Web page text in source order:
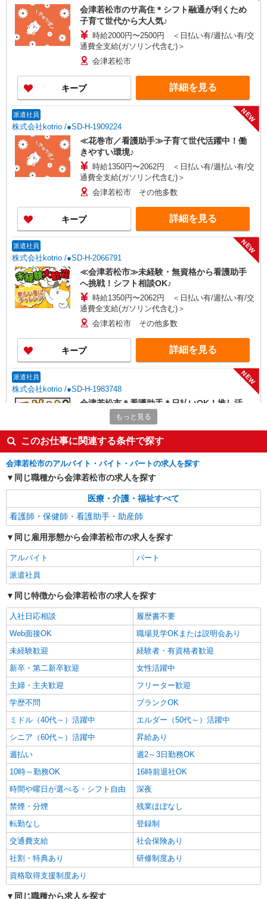
会津若松市のサ高住＊シフト融通が利くため
子育て世代から大人気♪
時給2000円〜2500円 ＜日払い有/週払い有/交
通費全支給(ガソリン代含む)＞
会津若松市
キープ 詳細を見る
派遣社員
株式会社kotrio /●SD-H-1909224
NEW
≪花巻市／看護助手≫子育て世代活躍中！働
きやすい環境♪
時給1350円〜2062円 ＜日払い有/週払い有/交
通費全支給(ガソリン代含む)＞
会津若松市 その他多数
キープ 詳細を見る
派遣社員
株式会社kotrio /●SD-H-2066791
NEW
≪会津若松市≫未経験・無資格から看護助手
へ挑戦！シフト相談OK♪
時給1350円〜2062円 ＜日払い有/週払い有/交
通費全支給(ガソリン代含む)＞
会津若松市 その他多数
キープ 詳細を見る
派遣社員
株式会社kotrio /●SD-H-1983748
NEW
会津若松市＊看護助手＊日払いOK！推し活
の軍資金も即ゲット◎
時給1350円〜2062円 ＜日払い有/週払い有/交
通費全支給(ガソリン代含む)＞
会津若松市 その他多数
キープ
派遣社員
株式会社kotrio /●SD-H-1975132
NEW
会津若松市｜看護師さんのサポートスタッフ
時給1350円〜2062円 ＜日払い有/週払い有/交
会津若松市 その他多数
詳細を見る
派遣社員
株式会社kotrio /●SD-H-2066748
NEW
高収入を目指したい方必見！未経験でも日収
1万〜可！看護助手
時給1350円〜2062円 ＜日払い有/週払い有/交
通費全支給(ガソリン代含む)＞
会津若松市 その他多数
キープ
派遣社員
株式会社kotrio /●SD-H-2066409
＜会津若松市＞元気も、プライベートも諦め
ない＊週3〜OK/看護助手
時給1350円〜2062円 ＜日払い有/週払い有/交
通費全支給(ガソリン代含む)＞
会津若松市 その他多数
キープ
もっと見る
このお仕事に関連する条件で探す
会津若松市のアルバイト・バイト・パートの求人を探す
同じ職種から会津若松市の求人を探す
医療・介護・福祉すべて
看護師・保健師・看護助手・助産師
同じ雇用形態から会津若松市の求人を探す
アルバイト
パート
派遣社員
同じ特徴から会津若松市の求人を探す
入社日応相談
履歴書不要
Web面接OK
職場見学OKまたは説明会あり
未経験歓迎
経験者・有資格者歓迎
新卒・第二新卒歓迎
女性活躍中
主婦・主夫歓迎
フリーター歓迎
学歴不問
ブランクOK
ミドル（40代～）活躍中
エルダー（50代～）活躍中
シニア（60代～）活躍中
昇給あり
週払い
週2～3日勤務OK
10時～勤務OK
16時前退社OK
時間や曜日が選べる・シフト自由
深夜
禁煙・分煙
残業ほぼなし
転勤なし
登録制
交通費支給
社会保険あり
社割・特典あり
研修制度あり
資格取得支援制度あり
同じ職種から求人を探す